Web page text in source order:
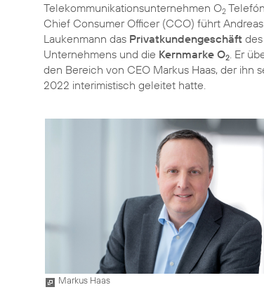
Telekommunikationsunternehmen O2
Chief Consumer Officer (CCO) führt Andreas
Laukenmann das Privatkundengeschäft des
Unternehmens und die Kernmarke O2. Er
den Bereich von CEO Markus Haas, der ihn
2022 interimistisch geleitet hatte.
Markus Haas